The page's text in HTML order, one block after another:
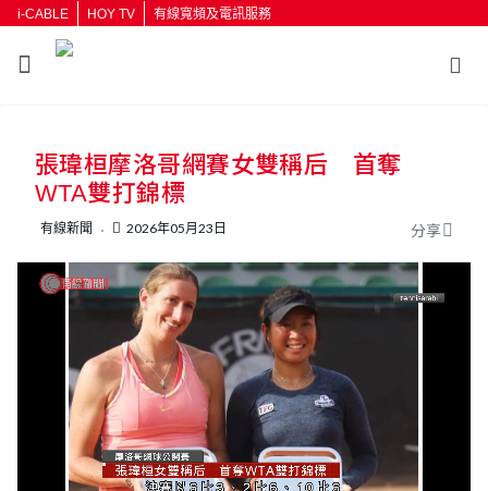
i-CABLE HOY TV 有線寬頻及電訊服務
按輸入鍵開始搜尋
張瑋桓摩洛哥網賽女雙稱后 首奪
WTA雙打錦標
有線新聞 2026年05月23日 分享